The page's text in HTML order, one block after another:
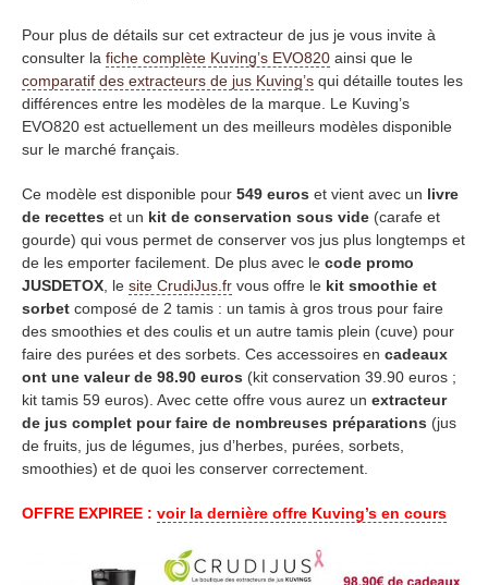
Pour plus de détails sur cet extracteur de jus je vous invite à
consulter la fiche complète Kuving’s EVO820 ainsi que le
comparatif des extracteurs de jus Kuving’s qui détaille toutes les
différences entre les modèles de la marque. Le Kuving’s
EVO820 est actuellement un des meilleurs modèles disponible
sur le marché français.
Ce modèle est disponible pour 549 euros et vient avec un livre
de recettes et un kit de conservation sous vide (carafe et
gourde) qui vous permet de conserver vos jus plus longtemps et
de les emporter facilement. De plus avec le code promo
JUSDETOX , le site CrudiJus.fr vous offre le kit smoothie et
sorbet composé de 2 tamis : un tamis à gros trous pour faire
des smoothies et des coulis et un autre tamis plein (cuve) pour
faire des purées et des sorbets. Ces accessoires en cadeaux
ont une valeur de 98.90 euros (kit conservation 39.90 euros ;
kit tamis 59 euros). Avec cette offre vous aurez un extracteur
de jus complet pour faire de nombreuses préparations (jus
de fruits, jus de légumes, jus d’herbes, purées, sorbets,
smoothies) et de quoi les conserver correctement.
OFFRE EXPIREE : voir la dernière offre Kuving’s en cours